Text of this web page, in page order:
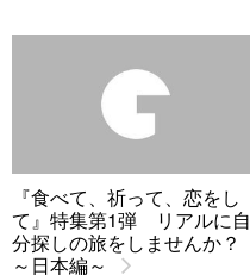
『食べて、祈って、恋をし
て』特集第1弾 リアルに自
分探しの旅をしませんか？
～日本編～